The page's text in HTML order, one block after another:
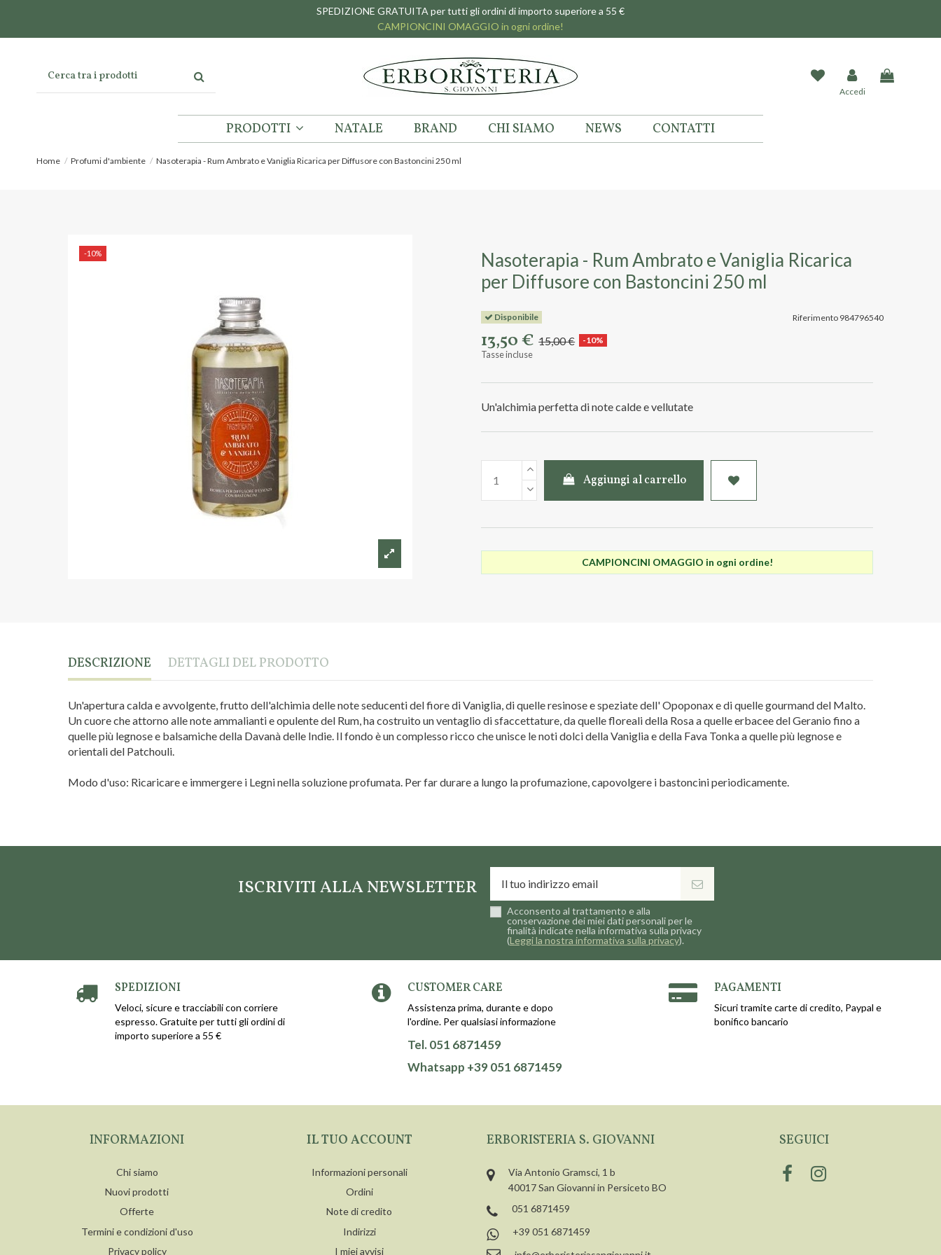
SPEDIZIONE GRATUITA per tutti gli ordini di importo superiore a 55 €
CAMPIONCINI OMAGGIO in ogni ordine!
Accedi
PRODOTTI NATALE BRAND CHI SIAMO NEWS CONTATTI
Home Profumi d'ambiente Nasoterapia - Rum Ambrato e Vaniglia Ricarica per Diffusore con Bastoncini 250 ml
-10%
Nasoterapia - Rum Ambrato e Vaniglia Ricarica
per Diffusore con Bastoncini 250 ml
Riferimento 984796540
Disponibile
13,50 € 15,00 € -10%
Tasse incluse
Un'alchimia perfetta di note calde e vellutate
Aggiungi al carrello
CAMPIONCINI OMAGGIO in ogni ordine!
DESCRIZIONE DETTAGLI DEL PRODOTTO
Un'apertura calda e avvolgente, frutto dell'alchimia delle note seducenti del fiore di Vaniglia, di quelle resinose e speziate dell' Opoponax e di quelle gourmand del Malto.
Un cuore che attorno alle note ammalianti e opulente del Rum, ha costruito un ventaglio di sfaccettature, da quelle floreali della Rosa a quelle erbacee del Geranio fino a
quelle più legnose e balsamiche della Davanà delle Indie. Il fondo è un complesso ricco che unisce le noti dolci della Vaniglia e della Fava Tonka a quelle più legnose e
orientali del Patchouli.
Modo d'uso: Ricaricare e immergere i Legni nella soluzione profumata. Per far durare a lungo la profumazione, capovolgere i bastoncini periodicamente.
ISCRIVITI ALLA NEWSLETTER
Acconsento al trattamento e alla
conservazione dei miei dati personali per le
finalità indicate nella informativa sulla privacy
(Leggi la nostra informativa sulla privacy).
SPEDIZIONI
Veloci, sicure e tracciabili con corriere
espresso. Gratuite per tutti gli ordini di
importo superiore a 55 €
CUSTOMER CARE
Assistenza prima, durante e dopo
l'ordine. Per qualsiasi informazione
Tel. 051 6871459
Whatsapp +39 051 6871459
PAGAMENTI
Sicuri tramite carte di credito, Paypal e
bonifico bancario
INFORMAZIONI
Chi siamo
Nuovi prodotti
Offerte
Termini e condizioni d'uso
Privacy policy
IL TUO ACCOUNT
Informazioni personali
Ordini
Note di credito
Indirizzi
I miei avvisi
ERBORISTERIA S. GIOVANNI
Via Antonio Gramsci, 1 b
40017 San Giovanni in Persiceto BO
051 6871459
+39 051 6871459
SEGUICI